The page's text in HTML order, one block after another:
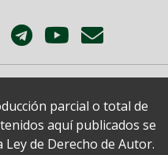
parcial o total de
aquí publicados se
de Derecho de Autor.